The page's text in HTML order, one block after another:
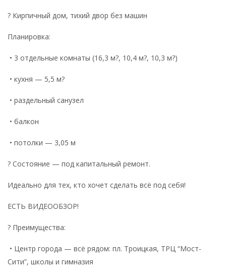
? Кирпичный дом, тихий двор без машин
Планировка:
• 3 отдельные комнаты (16,3 м?, 10,4 м?, 10,3 м?)
• кухня — 5,5 м?
• раздельный санузел
• балкон
• потолки — 3,05 м
? Состояние — под капитальный ремонт.
Идеально для тех, кто хочет сделать всё под себя!
ЕСТЬ ВИДЕООБЗОР!
? Преимущества:
• Центр города — всё рядом: пл. Троицкая, ТРЦ “Мост-
Сити”, школы и гимназия